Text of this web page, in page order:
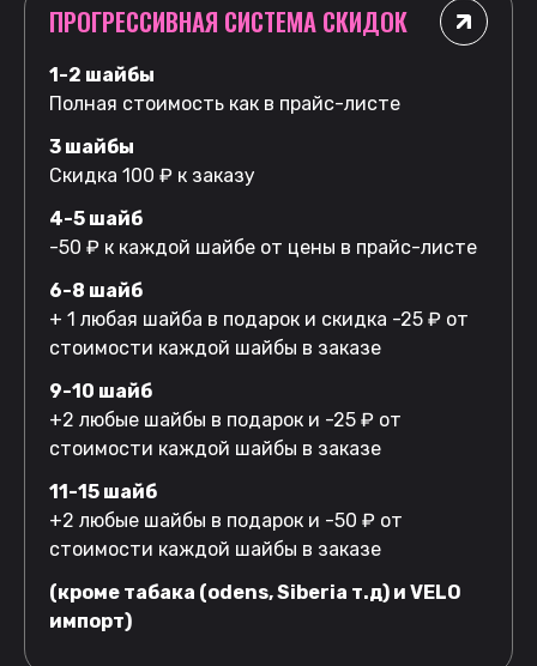
ПРОГРЕССИВНАЯ СИСТЕМА СКИДОК
1-2 шайбы
Полная стоимость как в прайс-листе
3 шайбы
Скидка 100 ₽ к заказу
4-5 шайб
-50 ₽ к каждой шайбе от цены в прайс-листе
6-8 шайб
+ 1 любая шайба в подарок и скидка -25 ₽ от
стоимости каждой шайбы в заказе
9-10 шайб
+2 любые шайбы в подарок и -25 ₽ от
стоимости каждой шайбы в заказе
11-15 шайб
+2 любые шайбы в подарок и -50 ₽ от
стоимости каждой шайбы в заказе
(кроме табака (odens, Siberia т.д) и VELO
импорт)